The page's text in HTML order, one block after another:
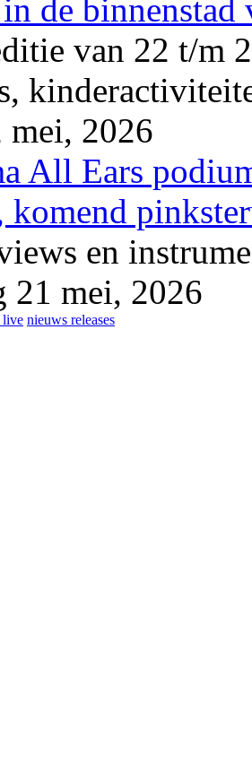
de binnenstad
van 22 t/m
2026
All Ears
komend
en
21 mei, 2026
live nieuws releases